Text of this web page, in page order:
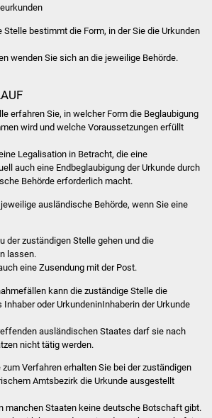
Volkshochschule
Kirchen
Lokale Agenda
Jugendhaus
Fachteam Jugend
Kinder- und
Familienzentrum
Stelle bestimmt die Form, in der Sie die Urkunden
wenden Sie sich an die jeweilige Behörde.
erfahren Sie, in welcher Form die Beglaubigung
wird und welche Voraussetzungen erfüllt
Legalisation in Betracht, die eine
auch eine Endbeglaubigung der Urkunde durch
Behörde erforderlich macht.
ausländische Behörde, wenn Sie eine
der zuständigen Stelle gehen und die
lassen.
eine Zusendung mit der Post.
kann die zuständige Stelle die
Inhaber oder UrkundeninInhaberin der Urkunde
ausländischen Staates darf sie nach
nicht tätig werden.
Verfahren erhalten Sie bei der zuständigen
Amtsbezirk die Urkunde ausgestellt
manchen Staaten keine deutsche Botschaft gibt.